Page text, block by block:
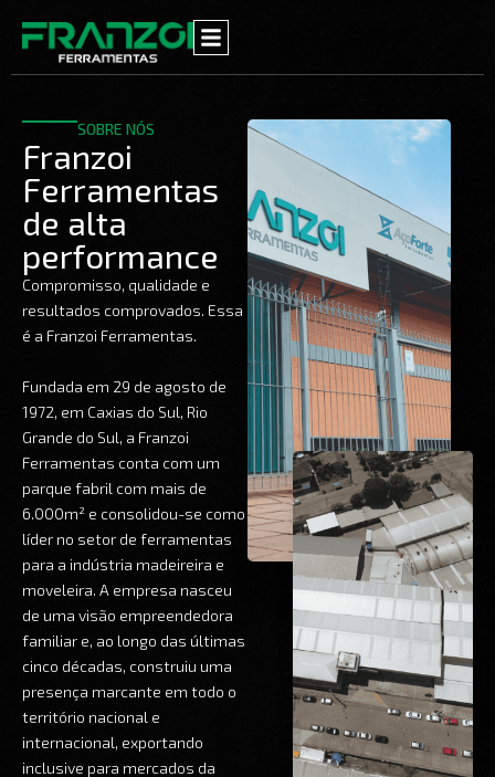
para
SOBRE NÓS
Franzoi
Ferramentas
de alta
performance
Compromisso, qualidade e
resultados comprovados. Essa
é a Franzoi Ferramentas.
Fundada em 29 de agosto de
1972, em Caxias do Sul, Rio
Grande do Sul, a Franzoi
Ferramentas conta com um
parque fabril com mais de
6.000m² e consolidou-se como
líder no setor de ferramentas
para a indústria madeireira e
moveleira. A empresa nasceu
de uma visão empreendedora
familiar e, ao longo das últimas
cinco décadas, construiu uma
presença marcante em todo o
território nacional e
internacional, exportando
inclusive para mercados da